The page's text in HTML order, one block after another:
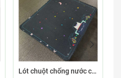
Lót chuột chống nước cỡ nhỏ 26x21cm dày 3mm S-103-26X21 (GAMECONSO-09)